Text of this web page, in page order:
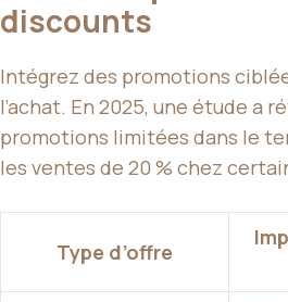
discounts
Intégrez des promotions
l’achat. En 2025, une étude a
promotions limitées dans le
les ventes de 20 % chez
Type d’offre